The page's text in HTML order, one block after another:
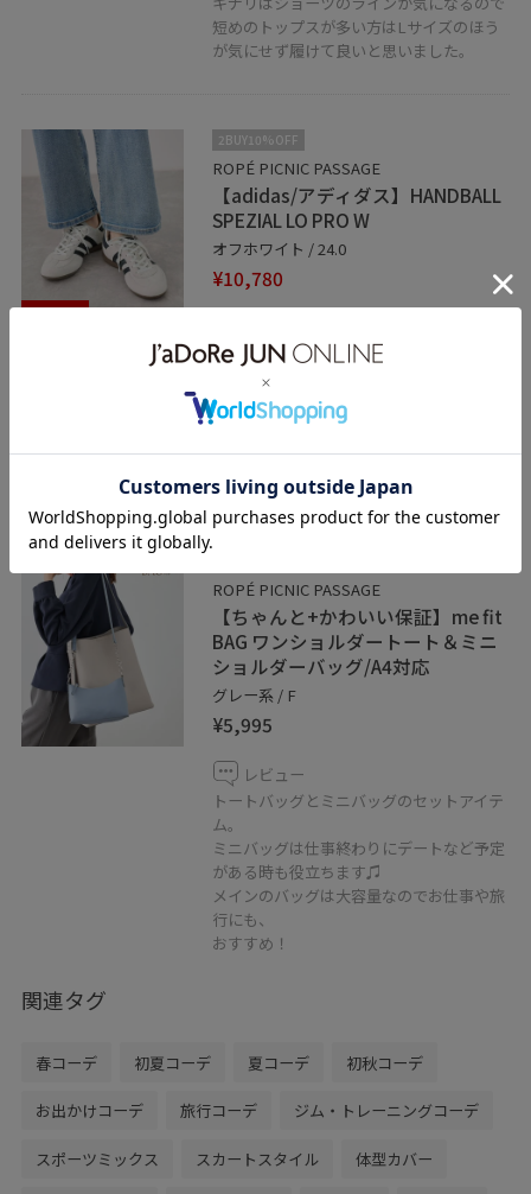
短めのトップスが多い方はLサイズのほう
が気にせず履けて良いと思いました。
30%OFF
2BUY10%OFF
ROPÉ PICNIC PASSAGE
【adidas/アディダス】HANDBALL
SPEZIAL LO PRO W
オフホワイト / 24.0
¥10,780
履きやすくて驚きました！
スニーカーは履き口など、厚くて硬いイメ
ージですがスウェード調素材で柔らかいの
で
とっても履きやすく足に馴染む感じでし
ROPÉ PICNIC PASSAGE
【ちゃんと+かわいい保証】me fit
BAG ワンショルダートート＆ミニ
ショルダーバッグ/A4対応
グレー系 / F
¥5,995
レビュー
トートバッグとミニバッグのセットアイテ
ム。
ミニバッグは仕事終わりにデートなど予定
がある時も役立ちます♫
メインのバッグは大容量なのでお仕事や旅
行にも、
おすすめ！
関連タグ
春コーデ 初夏コーデ 夏コーデ 初秋コーデ
お出かけコーデ 旅行コーデ ジム・トレーニングコーデ
スポーツミックス スカートスタイル 体型カバー